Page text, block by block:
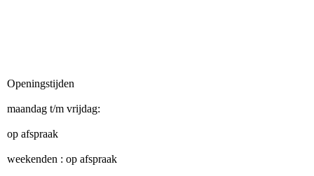
Openingstijden
maandag t/m vrijdag:
op afspraak
weekenden : op afspraak